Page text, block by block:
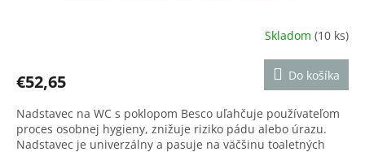
je
z
5
hviezdičiek.
Skladom(10 ks)
€52,65 Do košíka
Nadstavec na WC s poklopom Besco uľahčuje používateľom
proces osobnej hygieny, znižuje riziko pádu alebo úrazu.
Nadstavec je univerzálny a pasuje na väčšinu toaletných